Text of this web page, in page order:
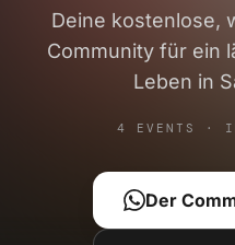
Deine kostenlose,
Community für ein
Leben in
4 EVENTS ·
Der